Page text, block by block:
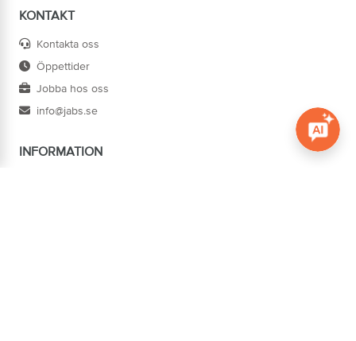
KONTAKT
Kontakta oss
Öppettider
Jobba hos oss
info@jabs.se
INFORMATION